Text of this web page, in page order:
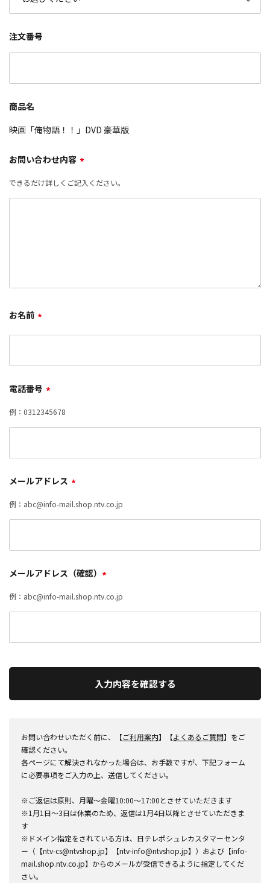
注文番号
商品名
映画「俺物語！！」DVD 豪華版
お問い合わせ内容 *
できるだけ詳しくご記入ください。
お名前 *
電話番号 *
例：0312345678
メールアドレス *
例：abc@info-mail.shop.ntv.co.jp
メールアドレス（確認） *
例：abc@info-mail.shop.ntv.co.jp
入力内容を確認する
お問い合わせいただく前に、【ご利用案内】【よくあるご質問】をご
確認ください。
各ページにて解決されなかった場合は、お手数ですが、下記フォーム
に必要事項をご入力の上、送信してください。
※ご返信は原則、月曜～金曜10:00～17:00とさせていただきます
※1月1日～3日は休業のため、返信は1月4日以降とさせていただきま
す
※ドメイン指定をされている方は、日テレポシュレカスタマーセンタ
ー（【ntv-cs@ntvshop.jp】【ntv-info@ntvshop.jp】）および【info-
mail.shop.ntv.co.jp】からのメールが受信できるように指定してくだ
さい。